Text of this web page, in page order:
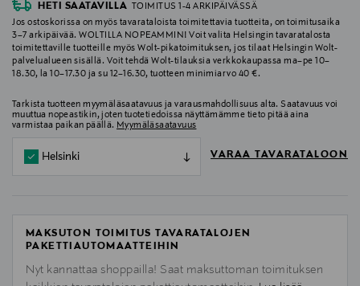
HETI SAATAVILLA
TOIMITUS 1-4 ARKIPÄIVÄSSÄ
Jos ostoskorissa on myös tavarataloista toimitettavia tuotteita, on toimitusaika
3–7 arkipäivää. WOLTILLA NOPEAMMIN! Voit valita Helsingin tavaratalosta
toimitettaville tuotteille myös Wolt-pikatoimituksen, jos tilaat Helsingin Wolt-
palvelualueen sisällä. Voit tehdä Wolt-tilauksia verkkokaupassa ma–pe 10–
18.30, la 10–17.30 ja su 12–16.30, tuotteen minimiarvo 40 €.
Tarkista tuotteen myymäläsaatavuus ja varausmahdollisuus alta. Saatavuus voi
muuttua nopeastikin, joten tuotetiedoissa näyttämämme tieto pitää aina
varmistaa paikan päällä. Myymäläsaatavuus
Helsinki VARAA TAVARATALOON
MAKSUTON TOIMITUS TAVARATALOJEN
PAKETTIAUTOMAATTEIHIN
Nyt kannattaa shoppailla! Saat maksuttoman toimituksen